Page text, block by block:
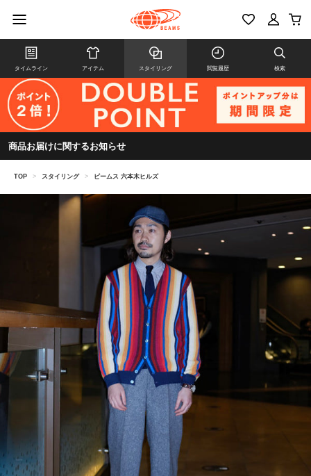
タイムライン アイテム スタイリング 閲覧履歴 検索
商品お届けに関するお知らせ
TOP > スタイリング > ビームス 六本木ヒルズ